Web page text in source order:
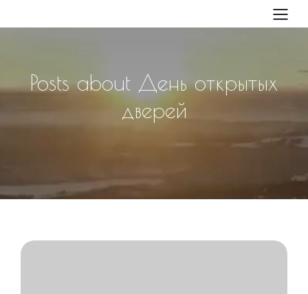
Posts about День открытых
дверей